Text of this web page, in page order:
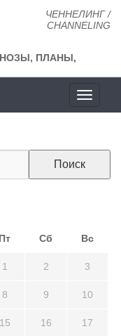
ЧЕННЕЛИНГ /
CHANNELING
ПЛАНЫ,
сайта
Пт Сб Вс
1 2 3
8 9 10
15 16 17